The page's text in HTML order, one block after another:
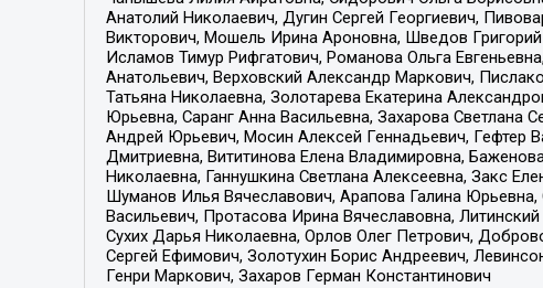
Анатолий Николаевич, Дугин Сергей Георгиевич,
Викторович, Мошель Ирина Ароновна, Шведов
Исламов Тимур Рифгатович, Романова Ольга
Анатольевич, Верховский Александр Маркович,
Татьяна Николаевна, Золотарева Екатерина
Юрьевна, Саранг Анна Васильевна, Захарова
Андрей Юрьевич, Мосин Алексей Геннадьевич, Гефтер
Дмитриевна, Вититинова Елена Владимировна,
Николаевна, Ганнушкина Светлана Алексеевна, Закс
Шуманов Илья Вячеславович, Арапова Галина
Васильевич, Протасова Ирина Вячеславовна,
Сухих Дарья Николаевна, Орлов Олег Петрович,
Сергей Ефимович, Золотухин Борис Андреевич,
Генри Маркович, Захаров Герман Константинович